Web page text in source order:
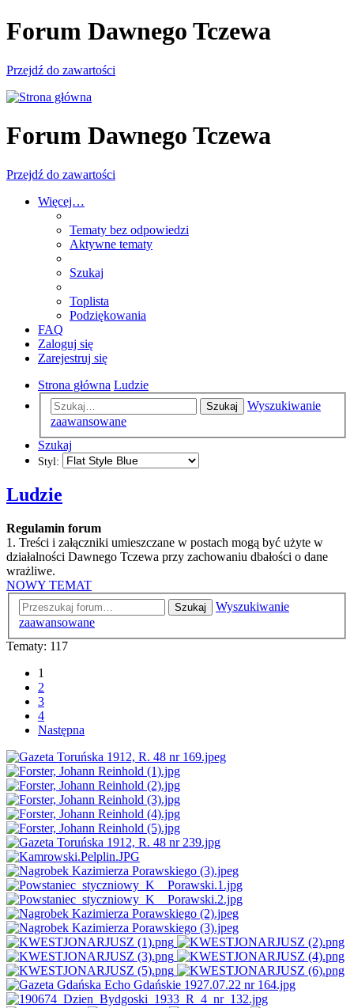
Forum Dawnego Tczewa
Przejdź do zawartości
Forum Dawnego Tczewa
Przejdź do zawartości
Więcej…
Tematy bez odpowiedzi
Aktywne tematy
Szukaj
Toplista
Podziękowania
FAQ
Zaloguj się
Zarejestruj się
Strona główna Ludzie
Szukaj
Wyszukiwanie
zaawansowane
Szukaj
Styl:
Ludzie
Regulamin forum
1. Treści i załączniki umieszczane w postach mogą być użyte w
działalności Dawnego Tczewa przy zachowaniu dbałości o dane
wrażliwe.
NOWY TEMAT
Szukaj
Wyszukiwanie
zaawansowane
Tematy: 117
1
2
3
4
Następna